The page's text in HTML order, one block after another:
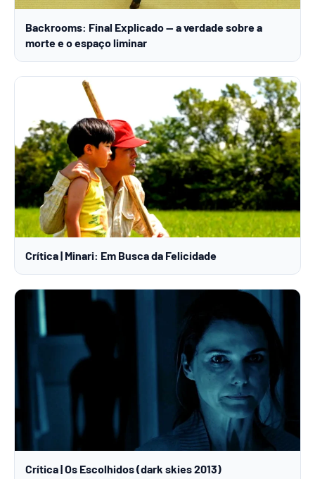
Backrooms: Final Explicado — a verdade sobre a
morte e o espaço liminar
Crítica | Minari: Em Busca da Felicidade
Crítica | Os Escolhidos (dark skies 2013)